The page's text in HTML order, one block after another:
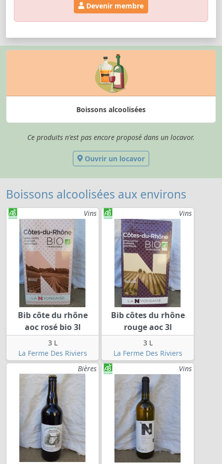
Devenir membre
Boissons alcoolisées
Ce produits n'est pas encore proposé dans un locavor.
Ouvrir un locavor
Boissons alcoolisées aux environs
Vins
Bib côte du rhône
aoc rosé bio 3l
3 L
La Ferme Des Riviers
Vins
Bib côtes du rhône
rouge aoc 3l
3 L
La Ferme Des Riviers
Bières
Vins